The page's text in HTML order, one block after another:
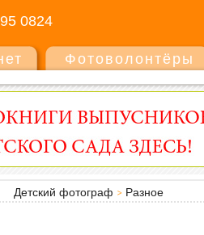
0824
Фотоволонтёры
Детский фотограф
Разное